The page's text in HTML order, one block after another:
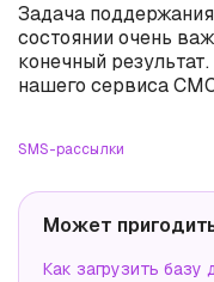
Задача
состоянии очень
конечный
нашего сервиса
SMS-рассылки
Может
Как загрузить базу